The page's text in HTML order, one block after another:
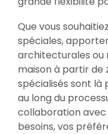
Que vous
spéciales,
architecturales ou
maison à partir de
spécialisés sont
au long du
collaboration
besoins, vos